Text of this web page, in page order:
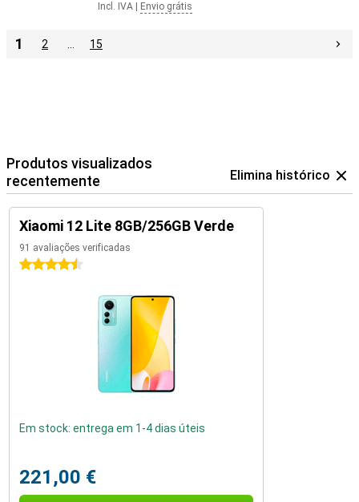
Incl. IVA Envio grátis
1 2 15
Produtos visualizados
recentemente
Elimina histórico
Xiaomi 12 Lite 8GB/256GB Verde
91 avaliações verificadas
4.5 estrelas
Em stock: entrega em 1-4 dias úteis
221,00 €